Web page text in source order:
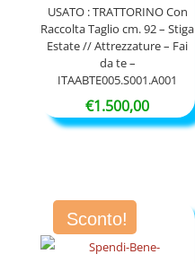
USATO : TRATTORINO Con
Raccolta Taglio cm. 92 – Stiga
Estate // Attrezzature – Fai
da te –
ITAABTE005.S001.A001
€1.500,00
Sconto!